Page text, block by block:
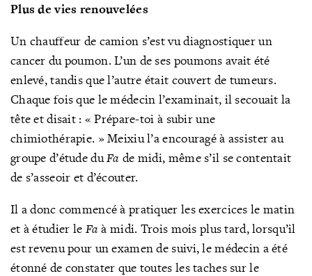
Plus de vies renouvelées
Un chauffeur de camion s’est vu diagnostiquer un
cancer du poumon. L’un de ses poumons avait été
enlevé, tandis que l’autre était couvert de tumeurs.
Chaque fois que le médecin l’examinait, il secouait la
tête et disait : « Prépare-toi à subir une
chimiothérapie. » Meixiu l’a encouragé à assister au
groupe d’étude duFa de midi, même s’il se contentait
de s’asseoir et d’écouter.
Il a donc commencé à pratiquer les exercices le matin
et à étudier le Fa à midi. Trois mois plus tard, lorsqu’il
est revenu pour un examen de suivi, le médecin a été
étonné de constater que toutes les taches sur le